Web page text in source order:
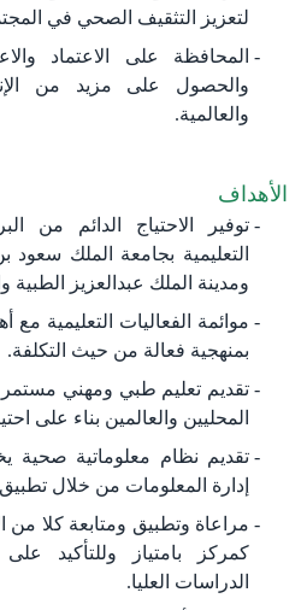
لتعزيز التثقيف الصحي في
المحافظة على الاعتماد
والحصول على مزيد من
‏والعالمية‎.‎
الأهداف
توفير الاحتياج الدائم من
التعليمية بجامعة الملك سعود
ومدينة الملك عبدالعزيز
موائمة الفعاليات التعليمية مع
بمنهجية فعالة من حيث التكلفة.‏
تقديم تعليم طبي ومهني
المحليين والعالمين بناء على
تقديم نظام معلوماتية صحية
إدارة المعلومات من خلال
مراعاة وتطبيق ومتابعة كلا من
كمركز بامتياز وللتأكيد
الدراسات العليا.‏